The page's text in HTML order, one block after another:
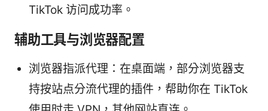
TikTok 访问成功率。
辅助工具与浏览器配置
浏览器指派代理：在桌面端，部分浏览器支
持按站点分流代理的插件，帮助你在 TikTok